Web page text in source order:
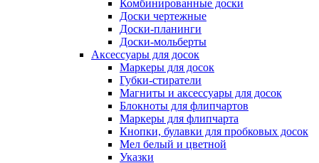
Комбинированные доски
Доски чертежные
Доски-планинги
Доски-мольберты
Аксессуары для досок
Маркеры для досок
Губки-стиратели
Магниты и аксессуары для досок
Блокноты для флипчартов
Маркеры для флипчарта
Кнопки, булавки для пробковых досок
Мел белый и цветной
Указки